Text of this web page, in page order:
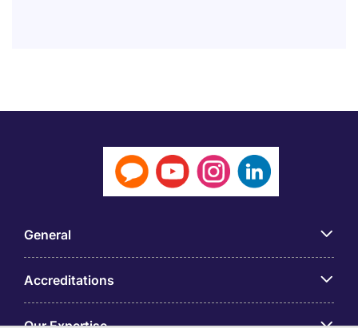
General
Accreditations